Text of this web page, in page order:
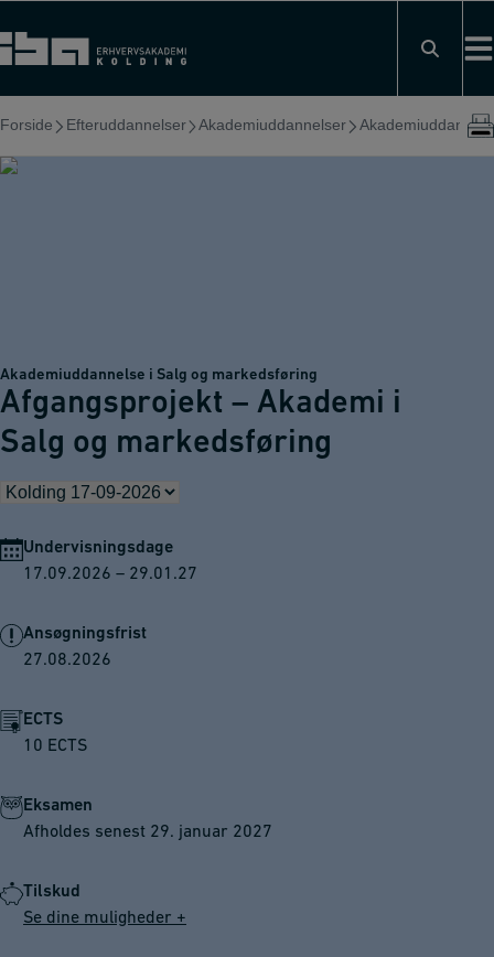
til
indholdet
Forside Efteruddannelser Akademiuddannelser
Akademiuddannelse i Salg og markedsføring
Afgangsprojekt – Akademi i
Salg og markedsføring
Undervisningsdage
17.09.2026 – 29.01.27
Ansøgningsfrist
27.08.2026
ECTS
10 ECTS
Eksamen
Afholdes senest 29. januar 2027
Tilskud
Se dine muligheder +